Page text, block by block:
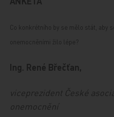
Co konkrétního by se mělo stát, aby
onemocněními žilo lépe?
Ing. René Břečťan,
viceprezident České
onemocnění